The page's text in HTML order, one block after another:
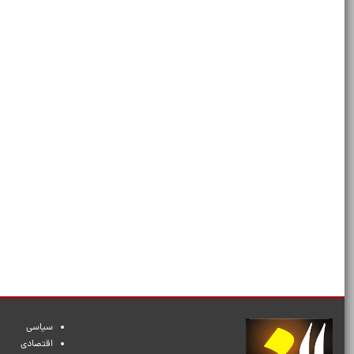
سیاسی
اقتصادی